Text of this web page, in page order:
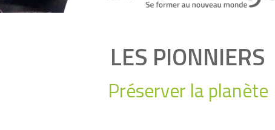
LES PIONNIERS
Préserver la planète